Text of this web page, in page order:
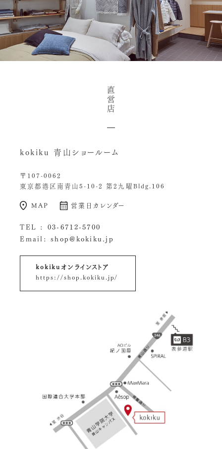
直
営
店
kokiku 青山ショールーム
〒107-0062
東京都港区南青山5-10-2 第2九曜Bldg.106
MAP 営業日カレンダー
TEL : 03-6712-5700
Email:shop@kokiku.jp
kokikuオンラインストア
https://shop.kokiku.jp/